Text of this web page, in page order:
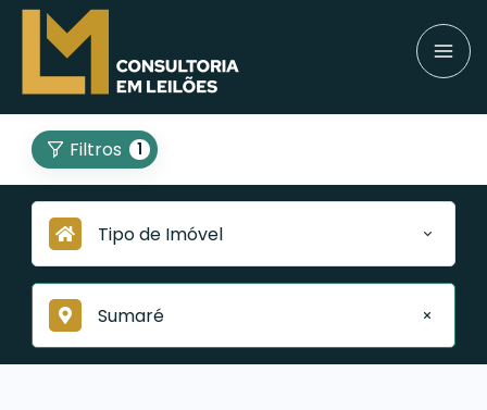
Filtros 1
Tipo de Imóvel
Sumaré